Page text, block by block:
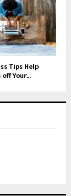
Tips Help
Your...